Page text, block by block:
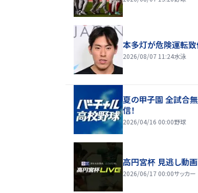
本多灯が危険運転
2026/08/07 11:24水泳
夏の甲子園 全試合
信！
2026/04/16 00:00野球
高円宮杯 見逃し動画
2026/06/17 00:00サッカー